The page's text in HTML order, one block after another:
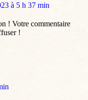
à 5 h 37 min
! Votre commentaire
!